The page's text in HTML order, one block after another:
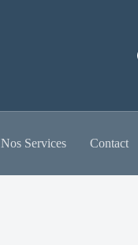
Nos Services Contact